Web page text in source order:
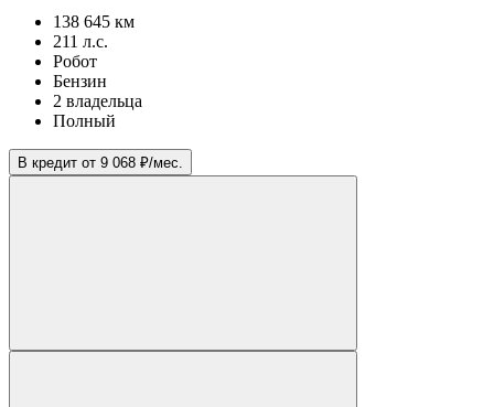
138 645 км
211 л.с.
Робот
Бензин
2 владельца
Полный
В кредит от 9 068 ₽/мес.